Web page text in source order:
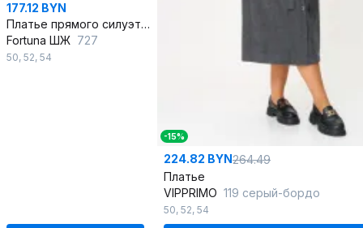
177.12 BYN
Платье прямого силуэта из вельвета с декоративными кантами
Fortuna ШЖ 727
50, 52, 54
-15%
224.82 BYN264.49
Платье
VIPPRIMO 119 серый-бордо
50, 52, 54